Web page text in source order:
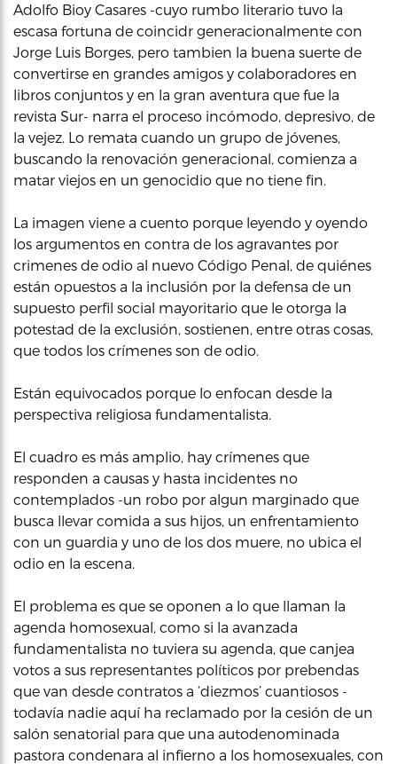
Adolfo Bioy Casares -cuyo rumbo literario tuvo la
escasa fortuna de coincidr generacionalmente con
Jorge Luis Borges, pero tambien la buena suerte de
convertirse en grandes amigos y colaboradores en
libros conjuntos y en la gran aventura que fue la
revista Sur- narra el proceso incómodo, depresivo, de
la vejez. Lo remata cuando un grupo de jóvenes,
buscando la renovación generacional, comienza a
matar viejos en un genocidio que no tiene fin.
La imagen viene a cuento porque leyendo y oyendo
los argumentos en contra de los agravantes por
crimenes de odio al nuevo Código Penal, de quiénes
están opuestos a la inclusión por la defensa de un
supuesto perfil social mayoritario que le otorga la
potestad de la exclusión, sostienen, entre otras cosas,
que todos los crímenes son de odio.
Están equivocados porque lo enfocan desde la
perspectiva religiosa fundamentalista.
El cuadro es más amplio, hay crímenes que
responden a causas y hasta incidentes no
contemplados -un robo por algun marginado que
busca llevar comida a sus hijos, un enfrentamiento
con un guardia y uno de los dos muere, no ubica el
odio en la escena.
El problema es que se oponen a lo que llaman la
agenda homosexual, como si la avanzada
fundamentalista no tuviera su agenda, que canjea
votos a sus representantes políticos por prebendas
que van desde contratos a ‘diezmos’ cuantiosos -
todavía nadie aquí ha reclamado por la cesión de un
salón senatorial para que una autodenominada
pastora condenara al infierno a los homosexuales, con